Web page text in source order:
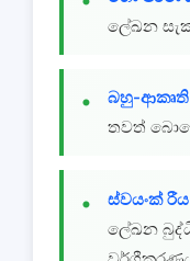
ලේඛන
බහු-ආකෘති
තවත්
ස්වයංක්
ලේඛන